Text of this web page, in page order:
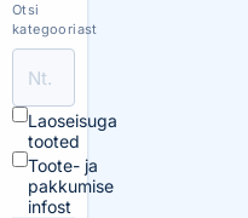
Otsi
kategooriast
Laoseisuga
tooted
Toote- ja
pakkumise
infost